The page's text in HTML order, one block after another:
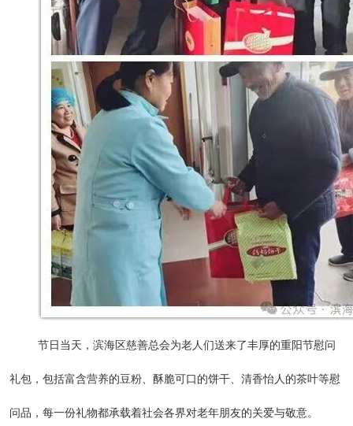
节日当天，滨海区慈善总会为老人们送来了丰厚的重阳节慰问
礼包，包括富含营养的豆粉、酥脆可口的饼干、清香怡人的茶叶等慰
问品，每一份礼物都承载着社会各界对老年朋友的关爱与敬意。